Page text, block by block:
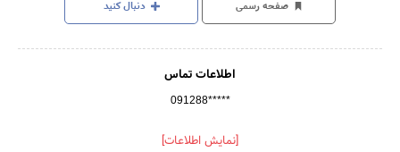
صفحه رسمی دنبال کنید
اطلاعات تماس
091288*****
[نمایش اطلاعات]